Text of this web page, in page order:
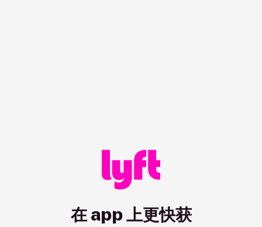
在 app 上更快获